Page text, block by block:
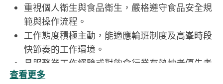
重視個人衛生與食品衛生，嚴格遵守食品安全規
範與操作流程。
工作態度積極主動，能適應輪班制度及高峯時段
快節奏的工作環境。
具服務業工作經驗或對飲食行業有熱忱者優先考
慮。
查看更多